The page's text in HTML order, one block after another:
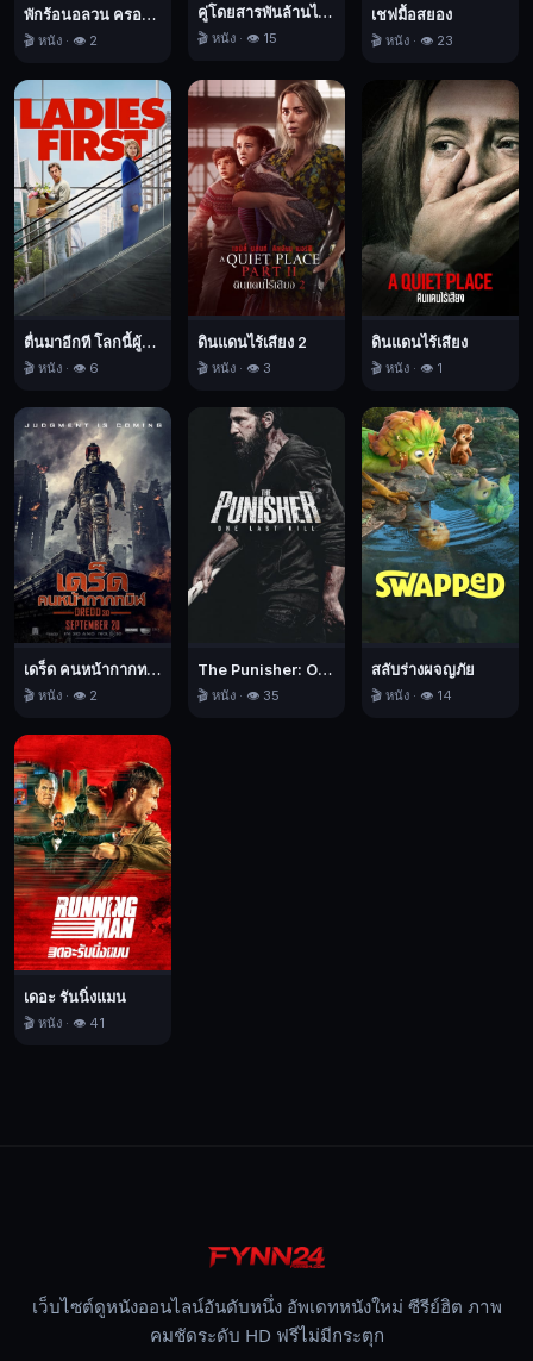
สัตว์
และ
ร่วม
มือ
กัน
เพื่อน
จะ
ปราบ
ศัตรู
เขา
ร่วม
กัน
Deadpool
Wolverine,
เดด
พูล
วูล์ฟเว
บู๊,
ตลก,
นิยาย
วิทยาศาสตร์,
2024
พักร้อนอลวน ครอบครัวอลเวง
🎬 หนัง · 👁️ 2
คู่โดยสารพันล้านไมล์
🎬 หนัง · 👁️ 15
เชฟมื้อสยอง
🎬 หนัง · 👁️ 23
ตื่นมาอีกที โลกนี้ผู้หญิงใหญ่
🎬 หนัง · 👁️ 6
ดินแดนไร้เสียง 2
🎬 หนัง · 👁️ 3
ดินแดนไร้เสียง
🎬 หนัง · 👁️ 1
เดร็ด คนหน้ากากทมิฬ
🎬 หนัง · 👁️ 2
The Punisher: One Last Kill เดอะ พันนิชเชอร์: ฆ่าทิ้งทวน
🎬 หนัง · 👁️ 35
สลับร่างผจญภัย
🎬 หนัง · 👁️ 14
เดอะ รันนิ่งแมน
🎬 หนัง · 👁️ 41
เว็บไซต์ดูหนังออนไลน์อันดับหนึ่ง อัพเดทหนังใหม่ ซีรีย์ฮิต ภาพ
คมชัดระดับ HD ฟรีไม่มีกระตุก